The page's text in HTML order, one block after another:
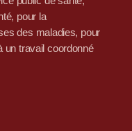
pour la
des maladies, pour
un travail coordonné